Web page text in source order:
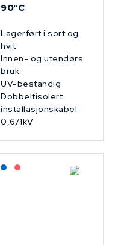
90°C
Lagerført i sort og
hvit
Innen- og utendørs
bruk
UV-bestandig
Dobbeltisolert
installasjonskabel
0,6/1kV
Lagerført: NEK Kabel
På forespørsel